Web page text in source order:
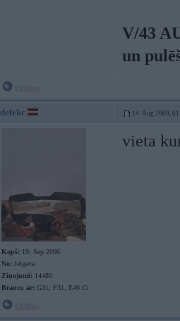
V/43
un
defekc 14. Aug 2009,
Kopš: 19. Sep 2006
No: Jelgava
Ziņojumi: 14480
Braucu ar: G31, F31, E46 Ci
vieta